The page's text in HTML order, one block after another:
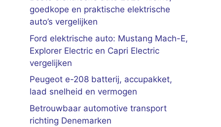
goedkope en praktische elektrische
auto’s vergelijken
Ford elektrische auto: Mustang Mach-E,
Explorer Electric en Capri Electric
vergelijken
Peugeot e-208 batterij, accupakket,
laad snelheid en vermogen
Betrouwbaar automotive transport
richting Denemarken